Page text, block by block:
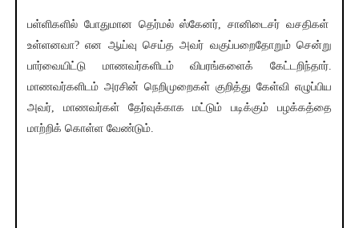
பள்ளிகளில் போதுமான தெர்மல் ஸ்கேனர், சானிடைசர் வசதிகள்
உள்ளனவா? என ஆய்வு செய்த அவர் வகுப்பறைதோறும் சென்று
பார்வையிட்டு மாணவர்களிடம் விபரங்களைக் கேட்டறிந்தார்.
மாணவர்களிடம் அரசின் நெறிமுறைகள் குறித்து கேள்வி எழுப்பிய
அவர், மாணவர்கள் தேர்வுக்காக மட்டும் படிக்கும் பழக்கத்தை
மாற்றிக் கொள்ள வேண்டும்.